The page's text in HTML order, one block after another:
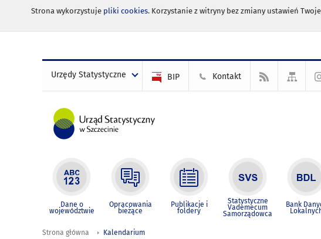
Strona wykorzystuje pliki cookies. Korzystanie z witryny bez zmiany ustawień
Urzędy Statystyczne BIP Kontakt
Dane o
województwie
Opracowania
bieżące
Publikacje i
foldery
Statystyczne
Vademecum
Samorządowca
Bank
Strona główna Kalendarium